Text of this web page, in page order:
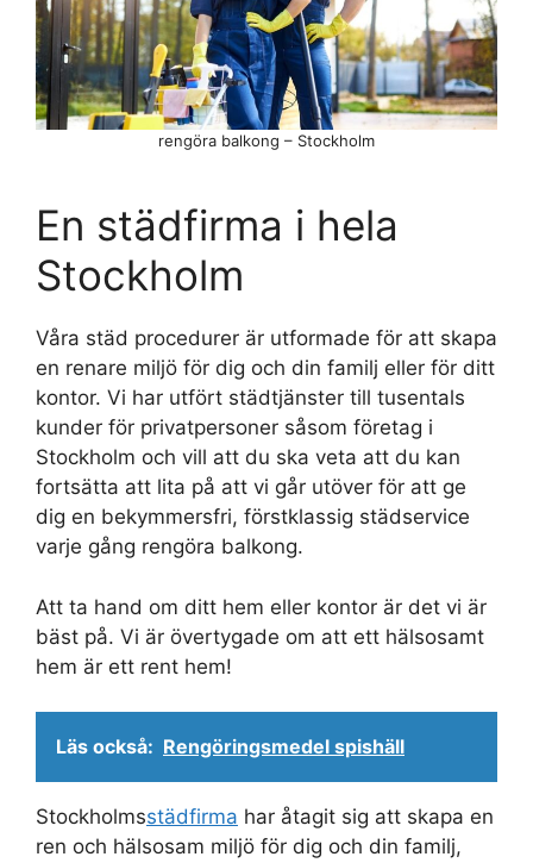
En städfirma i hela
Stockholm
Våra städ procedurer är utformade för att skapa
en renare miljö för dig och din familj eller för ditt
kontor. Vi har utfört städtjänster till tusentals
kunder för privatpersoner såsom företag i
Stockholm och vill att du ska veta att du kan
fortsätta att lita på att vi går utöver för att ge
dig en bekymmersfri, förstklassig städservice
varje gång rengöra balkong.
Att ta hand om ditt hem eller kontor är det vi är
bäst på. Vi är övertygade om att ett hälsosamt
hem är ett rent hem!
Läs också: Rengöringsmedel spishäll
Stockholmsstädfirma har åtagit sig att skapa en
ren och hälsosam miljö för dig och din familj,
rengöra balkong – Stockholm